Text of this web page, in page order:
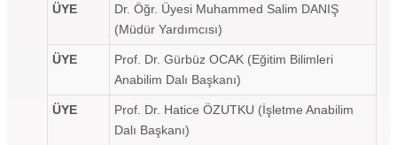
ÜYE
Dr. Öğr. Üyesi Muhammed Salim DANIŞ
(Müdür Yardımcısı)
ÜYE
Prof. Dr. Gürbüz OCAK (Eğitim Bilimleri
Anabilim Dalı Başkanı)
ÜYE
Prof. Dr. Hatice ÖZUTKU (İşletme Anabilim
Dalı Başkanı)